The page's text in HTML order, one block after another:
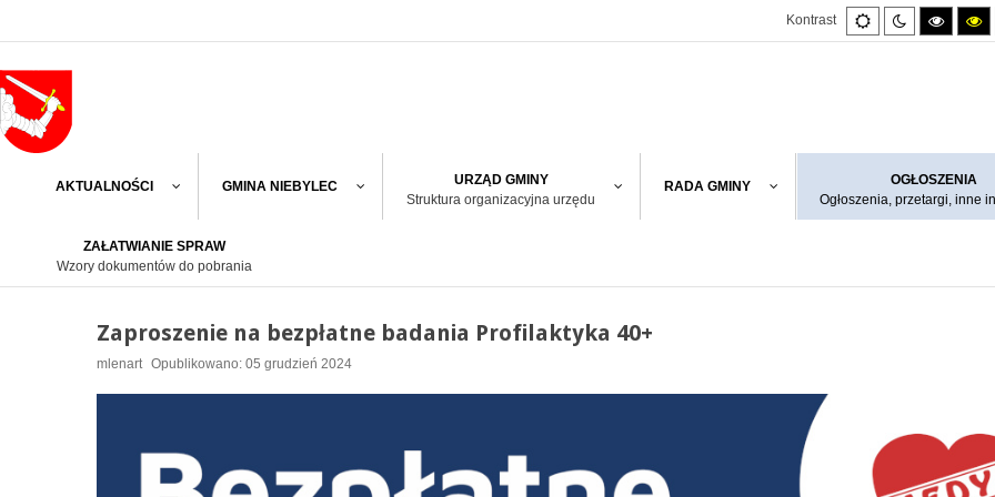
Kontrast
Default
mode
Night
mode
High
AKTUALNOŚCI GMINA NIEBYLEC
URZĄD GMINY
Struktura organizacyjna urzędu
RADA GMINY
OGŁOSZENIA
Ogłoszenia, przetargi, inne
ZAŁATWIANIE SPRAW
Wzory dokumentów do pobrania
Zaproszenie na bezpłatne badania Profilaktyka 40+
mlenart Opublikowano: 05 grudzień 2024